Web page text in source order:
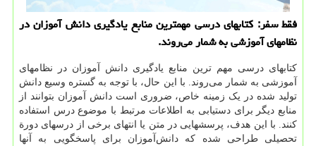
فقط سفر: كتابهای درسی مهم‏ترین منابع یادگیری دانش ‏آموزان در
نظامهای آموزشی به شمار می‌روند.
کتابهای درسی مهم ترین منابع یادگیری دانش ‏آموزان در نظامهای
آموزشی به شمار می‌روند. با این حال، با توجه به گستره وسیع دانش
تولید شده در یک زمینه خاص، ضروری است دانش‏ آموزان بتوانند از
منابع دیگر برای دستیابی به اطلاعات مرتبط با موضوع درس استفاده
کنند. با این هدف، پرسشهایی در متن یا انتهای برخی از درسهای دورة
تحصیلی طراحی شده‏ که دانش‌آموزان برای پاسخگویی به آنها